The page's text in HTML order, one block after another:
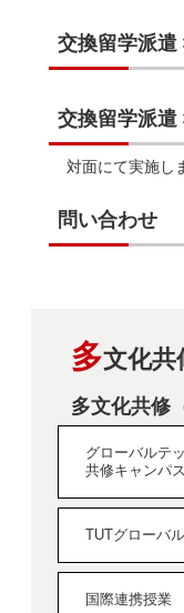
交換留学派遣
交換留学派遣
対面にて実施し
問い合わせ
多文化共
多文化共修
グローバルテ
共修キャンパ
TUTグローバ
国際連携授業